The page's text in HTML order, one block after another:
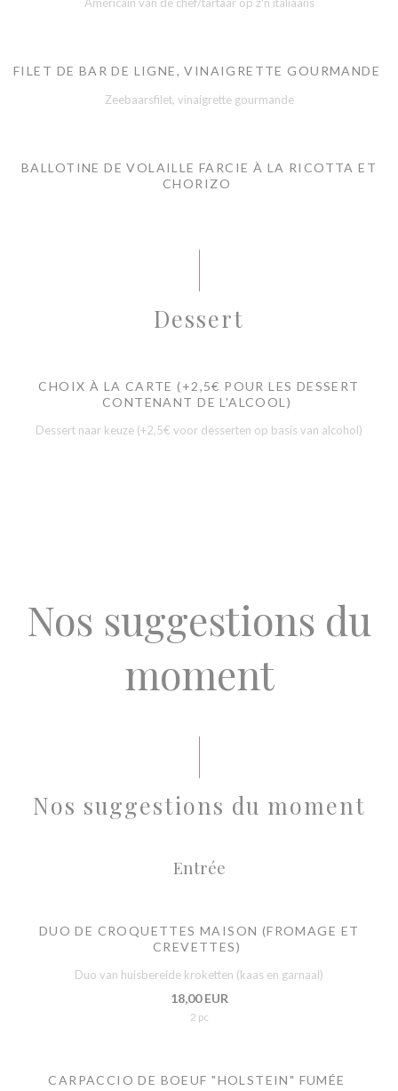
Américain van de chef/tartaar op z'n italiaans
FILET DE BAR DE LIGNE, VINAIGRETTE GOURMANDE
Zeebaarsfilet, vinaigrette gourmande
BALLOTINE DE VOLAILLE FARCIE À LA RICOTTA ET
CHORIZO
Dessert
CHOIX À LA CARTE (+2,5€ POUR LES DESSERT
CONTENANT DE L'ALCOOL)
Dessert naar keuze (+2,5€ voor desserten op basis van alcohol)
Nos suggestions du
moment
Nos suggestions du moment
Entrée
DUO DE CROQUETTES MAISON (FROMAGE ET
CREVETTES)
Duo van huisbereide kroketten (kaas en garnaal)
18,00 EUR
2 pc
CARPACCIO DE BOEUF "HOLSTEIN" FUMÉE